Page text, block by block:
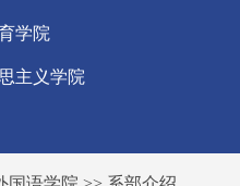
学院
主义学院